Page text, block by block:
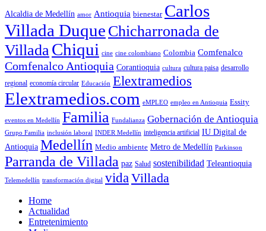
Alcaldia de Medellín amor Antioquia bienestar Carlos
Villada Duque Chicharronada de
Villada Chiqui cine cine colombiano Colombia Comfenalco
Comfenalco Antioquia Corantioquia cultura cultura paisa desarrollo
regional economía circular Educación Elextramedios
Elextramedios.com eMPLEO empleo en Antioquia Essity
eventos en Medellín Familia Fundalianza Gobernación de Antioquia
Grupo Familia inclusión laboral INDER Medellín inteligencia artificial IU Digital de
Antioquia Medellín Medio ambiente Metro de Medellín Parkinson
Parranda de Villada paz Salud sostenibilidad Teleantioquia
Telemedellín transformación digital vida Villada
Home
Actualidad
Entretenimiento